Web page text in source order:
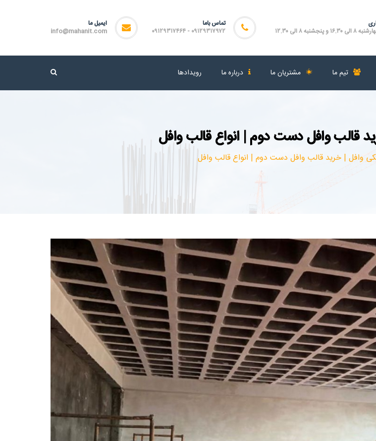
ایمیل ما
info@mahanit.com
تماس باما
۰۹۱۲۹۳۱۷۹۷۲ - ۰۹۱۲۹۳۱۷۴۶۴
پنجشنبه ۸ الی ۱۲.۳۰
تیم ما مشتریان ما درباره ما رویدادها
قالب وافل دست دوم | انواع قالب وافل
وافل | خرید قالب وافل دست دوم | انواع قالب وافل